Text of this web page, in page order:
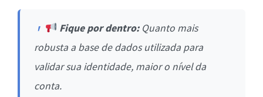
Fique por dentro:Quanto mais
robusta a base de dados utilizada para
validar sua identidade, maior o nível da
conta.